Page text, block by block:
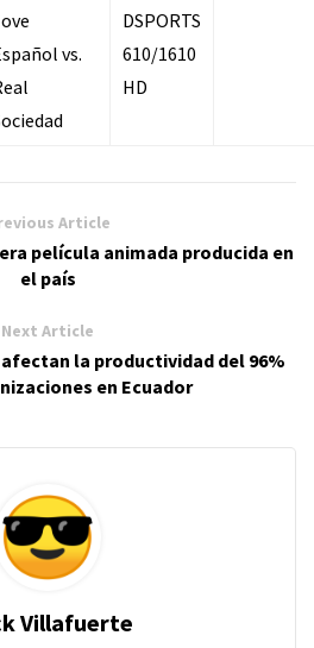
vs.
DSPORTS
610/1610
HD
Article
película animada producida en
el país
Next Article
la productividad del 96%
en Ecuador
Villafuerte